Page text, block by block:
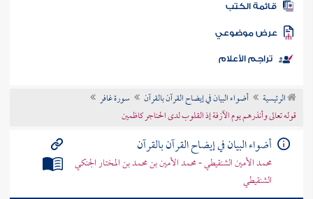
المكتبة
الكتب
موضوعي
تراجم الأعلام
الرئيسية أضواء البيان في إيضاح القرآن بالقرآن
سورة غافر
قوله تعالى وأنذرهم يوم الآزفة إذ القلوب لدى الحناجر كاظمين
أضواء البيان في إيضاح القرآن بالقرآن
محمد الأمين الشنقيطي - محمد الأمين بن محمد بن المختار الجنكي
الشنقيطي